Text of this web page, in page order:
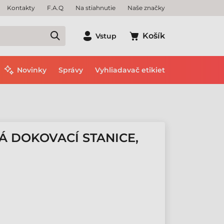
Kontakty F.A.Q Na stiahnutie Naše značky
Vstup Košík
Novinky Správy Vyhliadavač etikiet
DOKOVACÍ STANICE,